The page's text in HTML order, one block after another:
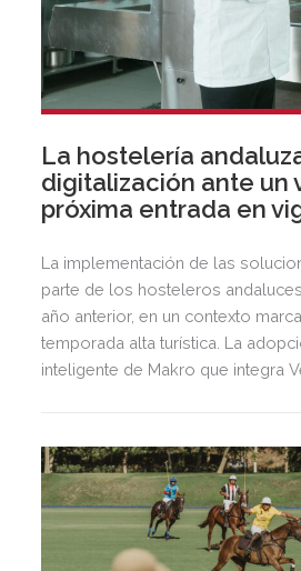
La hostelería
digitalización ante un
próxima entrada en
La implementación de las
parte de los hosteleros
año anterior, en un contexto
temporada alta turística. La
inteligente de Makro que integra